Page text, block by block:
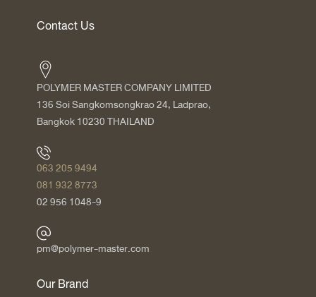
Contact Us
POLYMER MASTER COMPANY LIMITED
136 Soi Sangkomsongkrao 24, Ladprao,
Bangkok 10230 THAILAND
063 205 9494
081 932 8773
02 956 1048-9
pm@polymer-master.com
Our Brand